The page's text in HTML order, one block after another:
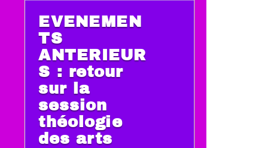
EVENEMEN
TS
ANTERIEUR
S : retour
sur la
session
théologie
des arts